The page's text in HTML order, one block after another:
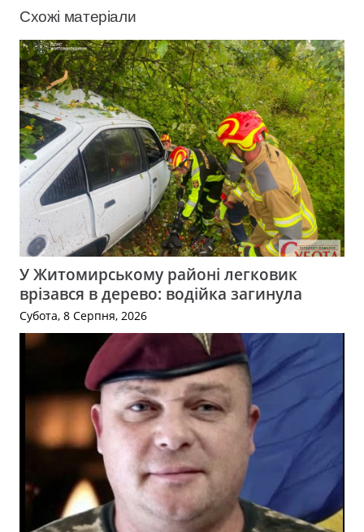
Схожі матеріали
У Житомирському районі легковик
врізався в дерево: водійка загинула
Субота, 8 Серпня, 2026